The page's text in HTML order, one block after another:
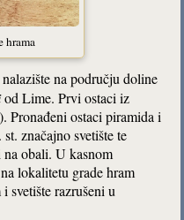
hrama
na području doline
od Lime. Prvi ostaci iz
Pronađeni ostaci piramida i
značajno svetište te
na obali. U kasnom
lokalitetu grade hram
svetište razrušeni u